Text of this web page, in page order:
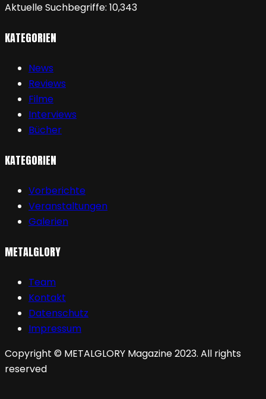
Aktuelle Suchbegriffe: 10,343
KATEGORIEN
News
Reviews
Filme
Interviews
Bücher
KATEGORIEN
Vorberichte
Veranstaltungen
Galerien
METALGLORY
Team
Kontakt
Datenschutz
Impressum
Copyright © METALGLORY Magazine 2023. All rights
reserved